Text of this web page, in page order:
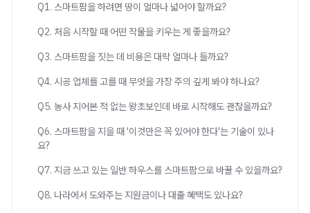
Q1. 스마트팜을 하려면 땅이 얼마나 넓어야 할까요?
Q2. 처음 시작할 때 어떤 작물을 키우는 게 좋을까요?
Q3. 스마트팜을 짓는 데 비용은 대략 얼마나 들까요?
Q4. 시공 업체를 고를 때 무엇을 가장 주의 깊게 봐야 하나요?
Q5. 농사 지어본 적 없는 왕초보인데 바로 시작해도 괜찮을까요?
Q6. 스마트팜을 지을 때 '이것만은 꼭 있어야 한다'는 기술이 있나
요?
Q7. 지금 쓰고 있는 일반 하우스를 스마트팜으로 바꿀 수 있을까요?
Q8. 나라에서 도와주는 지원금이나 대출 혜택도 있나요?